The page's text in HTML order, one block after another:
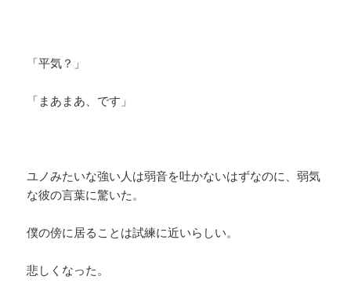
「平気？」
「まあまあ、です」
ユノみたいな強い人は弱音を吐かないはずなのに、弱気
な彼の言葉に驚いた。
僕の傍に居ることは試練に近いらしい。
悲しくなった。